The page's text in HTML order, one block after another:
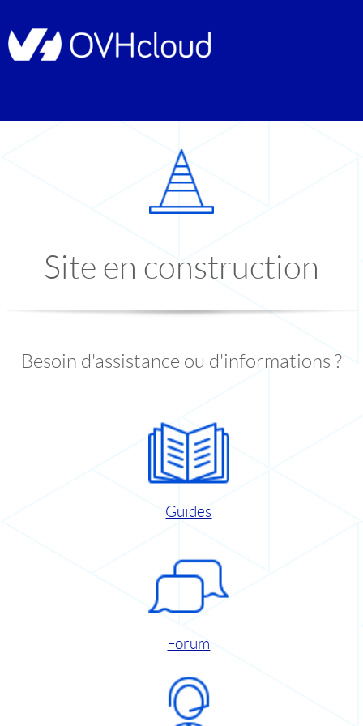
Site en construction
Besoin d'assistance ou d'informations ?
Guides
Forum